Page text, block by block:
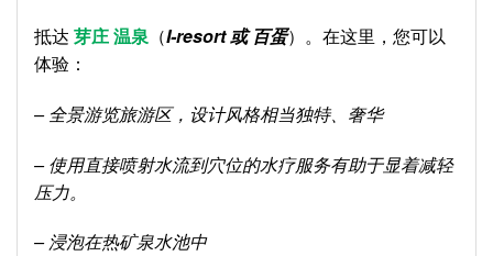
抵达 芽庄 温泉 （I-resort 或 百蛋）。在这里，您可以
体验：
– 全景游览旅游区，设计风格相当独特、奢华
– 使用直接喷射水流到穴位的水疗服务有助于显着减轻
压力。
– 浸泡在热矿泉水池中